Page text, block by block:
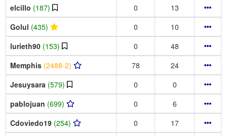
elcillo (187) 0
13
Golul (435) 0
10
lurieth90 (153) 0
48
Memphis (2488-2) 78
24
Jesuysara (579) 0
0
pablojuan (699) 0
6
Cdoviedo19 (254) 0
17